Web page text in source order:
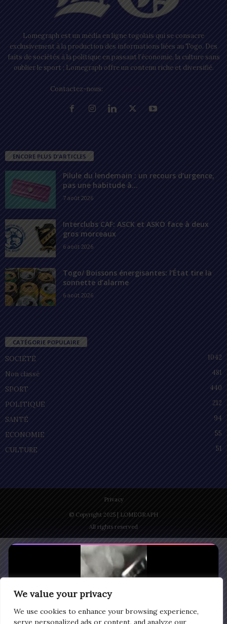
We value your privacy
We use cookies to enhance your browsing experience,
serve personalized ads or content, and analyze our
Lomegraph est un média en ligne togolais qui se consacre
exclusivement à la production des informations liées au Togo. Des
faits de sociétés à la politique en passant l’économie, la culture sans
oublier le sport ; Lomegraph offre un contenu riche et diversifié.
Contactez-nous:
ENCORE PLUS D'ARTICLES
Pilule du lendemain : un recours d’urgence,
pas une habitude à...
7 août 2026
Interclubs CAF: ASCK et ASKO face à deux
gros morceaux
6 août 2026
Togo/ Boissons énergisantes: l’État tire la
sonnette d’alarme
6 août 2026
CATÉGORIE POPULAIRE
SOCIÉTÉ
1042
Non classé
481
SPORT
440
POLITIQUE
212
SANTÉ
94
ECONOMIE
55
CULTURE
51
Privacy
© Copyright 2025 | LOMEGRAPH
All rights reserved